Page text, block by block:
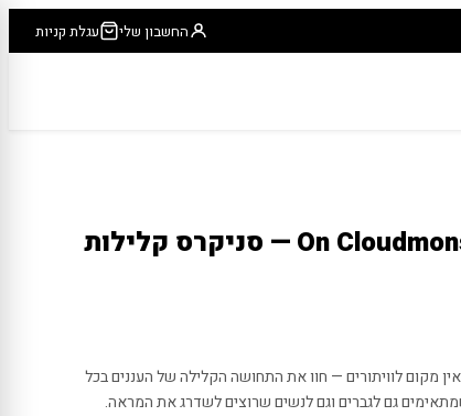
החשבון שלי עגלת קניות
און קלאודמנסטר On Cloudmonster — סניקרס קלילות
עם און On קלאודמנסטר Cloudmonster אין מקום לוויתורים — חוו את התחושה הקלילה של העננים בכל
גם לגברים וגם לנשים שרוצים לשדרג את המראה.